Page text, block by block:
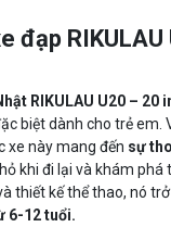
đạp
RIKULAU U20 – 20
biệt dành cho trẻ em.
xe này mang đến sự
khi đi lại và khám phá
thiết kế thể thao, nó
6-12 tuổi.